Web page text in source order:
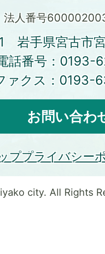
法人番号
岩手県宮古市
話番号： 0193-
ァクス： 0193-
お問い合わ
ププライバシー
city. All Rights